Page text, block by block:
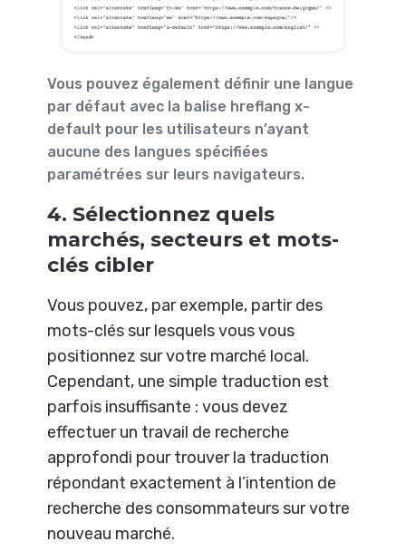
Vous pouvez également définir une langue
par défaut avec la balise hreflang x-
default pour les utilisateurs n’ayant
aucune des langues spécifiées
paramétrées sur leurs navigateurs.
4. Sélectionnez quels
marchés, secteurs et mots-
clés cibler
Vous pouvez, par exemple, partir des
mots-clés sur lesquels vous vous
positionnez sur votre marché local.
Cependant, une simple traduction est
parfois insuffisante : vous devez
effectuer un travail de recherche
approfondi pour trouver la traduction
répondant exactement à l’intention de
recherche des consommateurs sur votre
nouveau marché.